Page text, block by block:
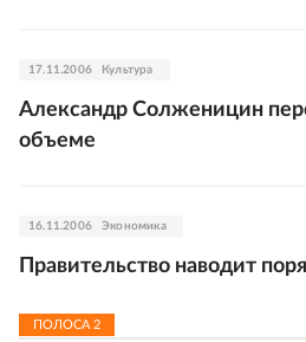
17.11.2006 Культура
Александр Солженицин
объеме
16.11.2006 Экономика
Правительство наводит
ПОЛОСА 2